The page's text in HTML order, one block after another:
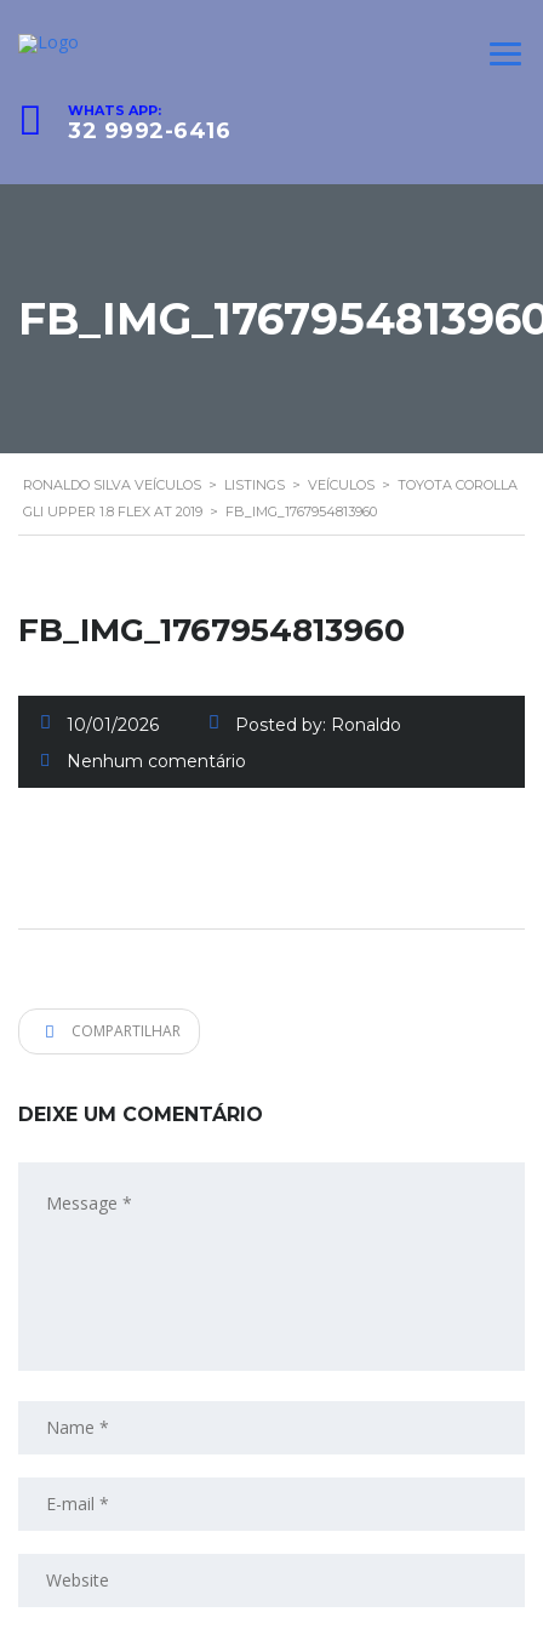
WHATS APP:
32 9992-6416
RONALDO SILVA VEÍCULOS > LISTINGS > VEÍCULOS > TOYOTA COROLLA
GLI UPPER 1.8 FLEX AT 2019 > FB_IMG_1767954813960
FB_IMG_1767954813960
10/01/2026 Posted by: Ronaldo
Nenhum comentário
COMPARTILHAR
DEIXE UM COMENTÁRIO